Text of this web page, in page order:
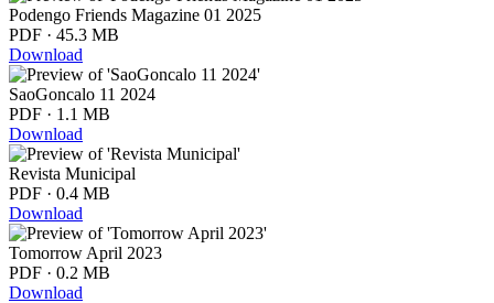
Podengo Friends Magazine 01 2025
PDF · 45.3 MB
Download
SaoGoncalo 11 2024
PDF · 1.1 MB
Download
Revista Municipal
PDF · 0.4 MB
Download
Tomorrow April 2023
PDF · 0.2 MB
Download